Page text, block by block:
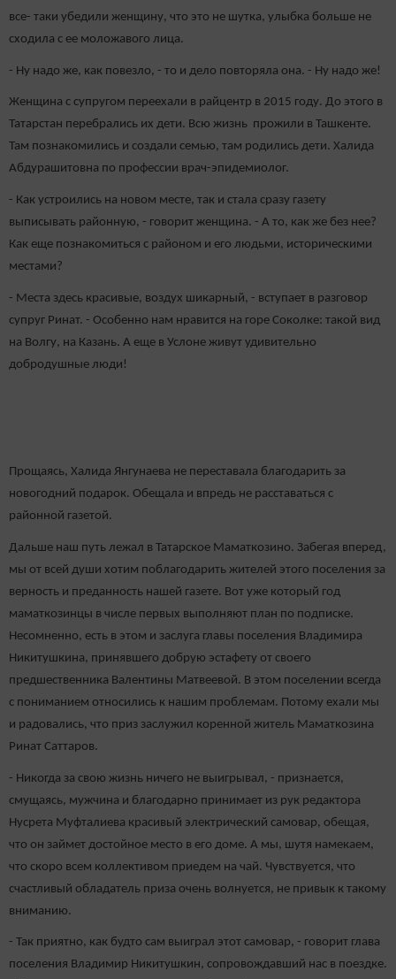
все- таки убедили женщину, что это не шутка, улыбка больше не
сходила с ее моложавого лица.
- Ну надо же, как повезло, - то и дело повторяла она. - Ну надо же!
Женщина с супругом переехали в райцентр в 2015 году. До этого в
Татарстан перебрались их дети. Всю жизнь прожили в Ташкенте.
Там познакомились и создали семью, там родились дети. Халида
Абдурашитовна по профессии врач-эпидемиолог.
- Как устроились на новом месте, так и стала сразу газету
выписывать районную, - говорит женщина. - А то, как же без нее?
Как еще познакомиться с районом и его людьми, историческими
местами?
- Места здесь красивые, воздух шикарный, - вступает в разговор
супруг Ринат. - Особенно нам нравится на горе Соколке: такой вид
на Волгу, на Казань. А еще в Услоне живут удивительно
добродушные люди!
Прощаясь, Халида Янгунаева не переставала благодарить за
новогодний подарок. Обещала и впредь не расставаться с
районной газетой.
Дальше наш путь лежал в Татарское Маматкозино. Забегая вперед,
мы от всей души хотим поблагодарить жителей этого поселения за
верность и преданность нашей газете. Вот уже который год
маматкозинцы в числе первых выполняют план по подписке.
Несомненно, есть в этом и заслуга главы поселения Владимира
Никитушкина, принявшего добрую эстафету от своего
предшественника Валентины Матвеевой. В этом поселении всегда
с пониманием относились к нашим проблемам. Потому ехали мы
и радовались, что приз заслужил коренной житель Маматкозина
Ринат Саттаров.
- Никогда за свою жизнь ничего не выигрывал, - признается,
смущаясь, мужчина и благодарно принимает из рук редактора
Нусрета Муфталиева красивый электрический самовар, обещая,
что он займет достойное место в его доме. А мы, шутя намекаем,
что скоро всем коллективом приедем на чай. Чувствуется, что
счастливый обладатель приза очень волнуется, не привык к такому
вниманию.
- Так приятно, как будто сам выиграл этот самовар, - говорит глава
поселения Владимир Никитушкин, сопровождавший нас в поездке.